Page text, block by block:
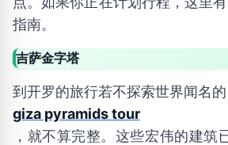
指南。
吉萨金字塔
到开罗的旅行若不探索世界闻名的
giza pyramids tour
，就不算完整。这些宏伟的建筑